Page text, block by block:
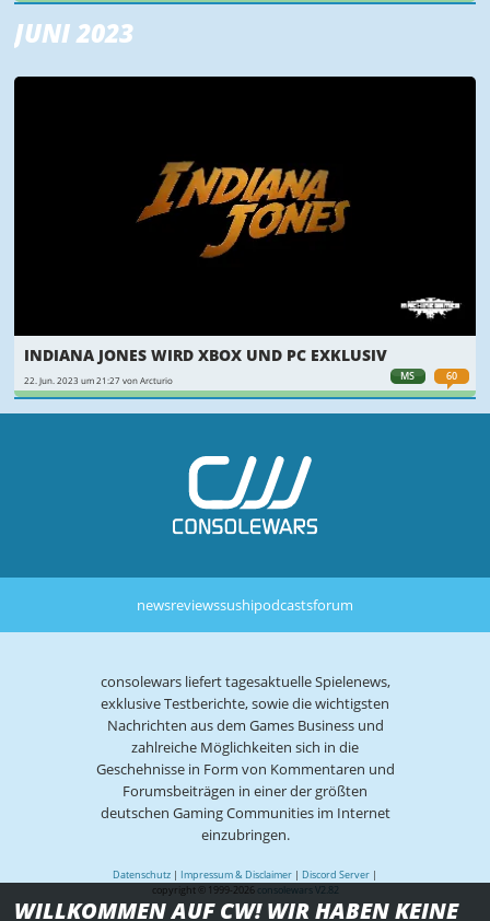
JUNI 2023
MS 60
INDIANA JONES WIRD XBOX UND PC EXKLUSIV
22. Jun. 2023 um 21:27 von Arcturio
newsreviewssushipodcastsforum
consolewars liefert tagesaktuelle Spielenews,
exklusive Testberichte, sowie die wichtigsten
Nachrichten aus dem Games Business und
zahlreiche Möglichkeiten sich in die
Geschehnisse in Form von Kommentaren und
Forumsbeiträgen in einer der größten
deutschen Gaming Communities im Internet
einzubringen.
Datenschutz | Impressum & Disclaimer | Discord Server |
copyright © 1999-2026
consolewars V2.82
WILLKOMMEN AUF CW! WIR HABEN KEINE